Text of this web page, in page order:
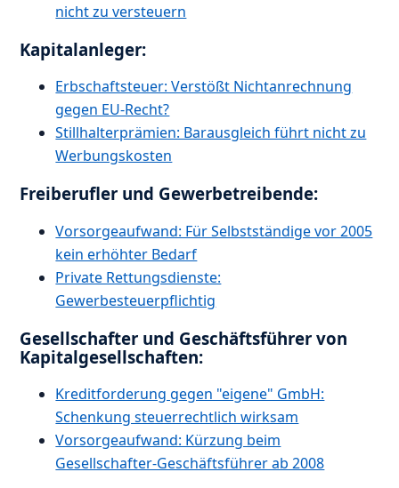
nicht zu versteuern
Kapitalanleger:
Erbschaftsteuer: Verstößt Nichtanrechnung
gegen EU-Recht?
Stillhalterprämien: Barausgleich führt nicht zu
Werbungskosten
Freiberufler und Gewerbetreibende:
Vorsorgeaufwand: Für Selbstständige vor 2005
kein erhöhter Bedarf
Private Rettungsdienste:
Gewerbesteuerpflichtig
Gesellschafter und Geschäftsführer von
Kapitalgesellschaften:
Kreditforderung gegen "eigene" GmbH:
Schenkung steuerrechtlich wirksam
Vorsorgeaufwand: Kürzung beim
Gesellschafter-Geschäftsführer ab 2008